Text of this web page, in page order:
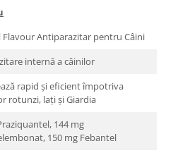
Flavour Antiparazitar pentru Câini
internă a câinilor
rapid și eficient împotriva
rotunzi, lați și Giardia
144 mg
150 mg Febantel